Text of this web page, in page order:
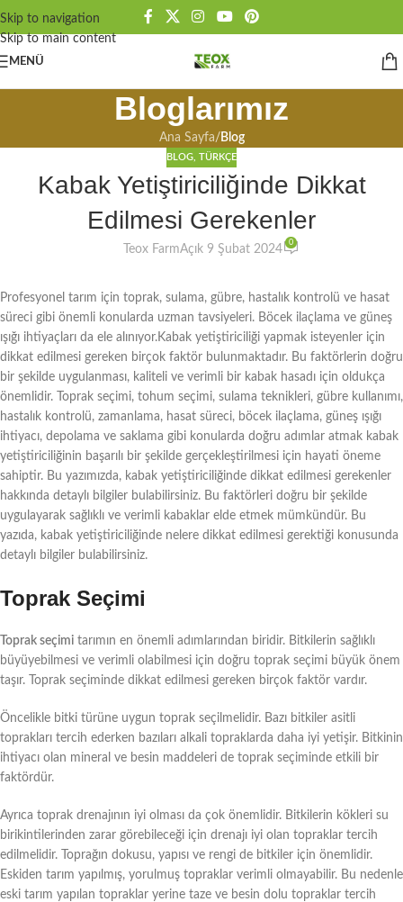
Skip to navigation
Skip to main content
MENÜ
Bloglarımız
Ana Sayfa/ Blog
BLOG TÜRKÇE
Kabak Yetiştiriciliğinde Dikkat
Edilmesi Gerekenler
Teox FarmAçık 9 Şubat 2024
0
Profesyonel tarım için toprak, sulama, gübre, hastalık kontrolü ve hasat
süreci gibi önemli konularda uzman tavsiyeleri. Böcek ilaçlama ve güneş
ışığı ihtiyaçları da ele alınıyor.Kabak yetiştiriciliği yapmak isteyenler için
dikkat edilmesi gereken birçok faktör bulunmaktadır. Bu faktörlerin doğru
bir şekilde uygulanması, kaliteli ve verimli bir kabak hasadı için oldukça
önemlidir. Toprak seçimi, tohum seçimi, sulama teknikleri, gübre kullanımı,
hastalık kontrolü, zamanlama, hasat süreci, böcek ilaçlama, güneş ışığı
ihtiyacı, depolama ve saklama gibi konularda doğru adımlar atmak kabak
yetiştiriciliğinin başarılı bir şekilde gerçekleştirilmesi için hayati öneme
sahiptir. Bu yazımızda, kabak yetiştiriciliğinde dikkat edilmesi gerekenler
hakkında detaylı bilgiler bulabilirsiniz. Bu faktörleri doğru bir şekilde
uygulayarak sağlıklı ve verimli kabaklar elde etmek mümkündür. Bu
yazıda, kabak yetiştiriciliğinde nelere dikkat edilmesi gerektiği konusunda
detaylı bilgiler bulabilirsiniz.
Toprak Seçimi
Toprak seçimi tarımın en önemli adımlarından biridir. Bitkilerin sağlıklı
büyüyebilmesi ve verimli olabilmesi için doğru toprak seçimi büyük önem
taşır. Toprak seçiminde dikkat edilmesi gereken birçok faktör vardır.
Öncelikle bitki türüne uygun toprak seçilmelidir. Bazı bitkiler asitli
toprakları tercih ederken bazıları alkali topraklarda daha iyi yetişir. Bitkinin
ihtiyacı olan mineral ve besin maddeleri de toprak seçiminde etkili bir
faktördür.
Ayrıca toprak drenajının iyi olması da çok önemlidir. Bitkilerin kökleri su
birikintilerinden zarar görebileceği için drenajı iyi olan topraklar tercih
edilmelidir. Toprağın dokusu, yapısı ve rengi de bitkiler için önemlidir.
Eskiden tarım yapılmış, yorulmuş topraklar verimli olmayabilir. Bu nedenle
eski tarım yapılan topraklar yerine taze ve besin dolu topraklar tercih